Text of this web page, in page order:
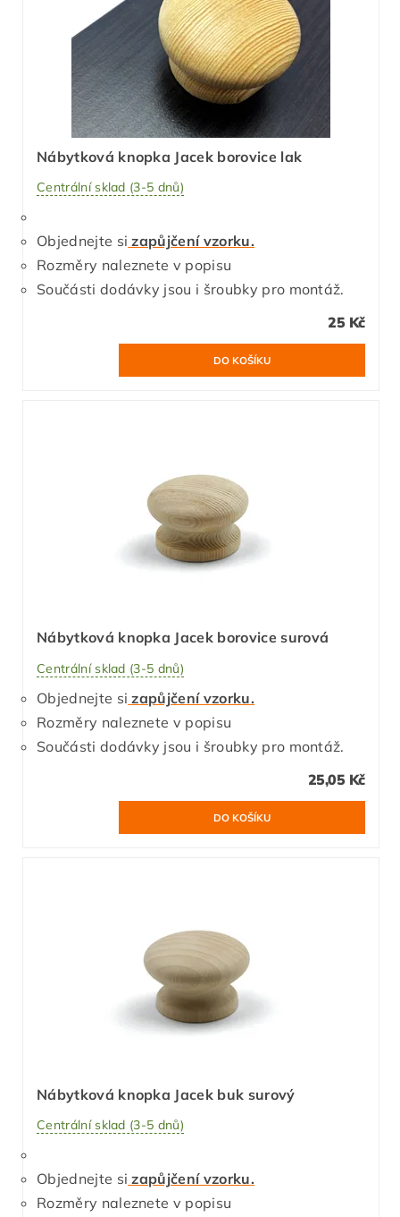
Nábytková knopka Jacek borovice lak
Centrální sklad (3-5 dnů)
Objednejte si zapůjčení vzorku.
Rozměry naleznete v popisu
Součásti dodávky jsou i šroubky pro montáž.
25 Kč
Nábytková knopka Jacek borovice surová
Centrální sklad (3-5 dnů)
Objednejte si zapůjčení vzorku.
Rozměry naleznete v popisu
Součásti dodávky jsou i šroubky pro montáž.
25,05 Kč
Nábytková knopka Jacek buk surový
Centrální sklad (3-5 dnů)
Objednejte si zapůjčení vzorku.
Rozměry naleznete v popisu